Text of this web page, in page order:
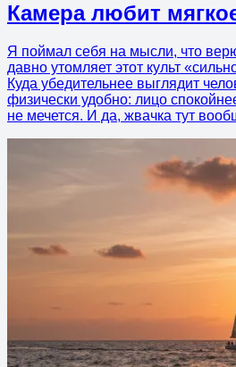
Камера любит
Я поймал себя на мысли, что
давно утомляет этот культ
Куда убедительнее выглядит
физически удобно: лицо
не мечется. И да, жвачка тут